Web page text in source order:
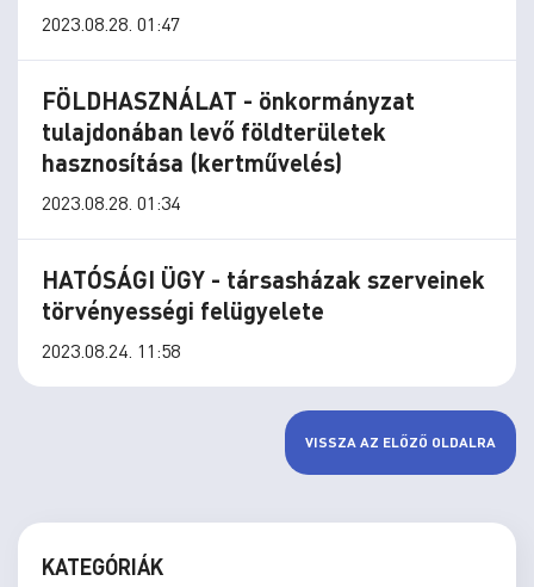
2023.08.28. 01:47
FÖLDHASZNÁLAT - önkormányzat
tulajdonában levő földterületek
hasznosítása (kertművelés)
2023.08.28. 01:34
HATÓSÁGI ÜGY - társasházak szerveinek
törvényességi felügyelete
2023.08.24. 11:58
VISSZA AZ ELŐZŐ OLDALRA
KATEGÓRIÁK